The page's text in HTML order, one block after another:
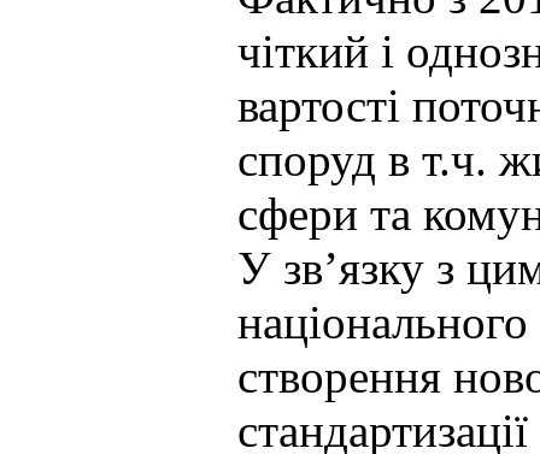
чіткий і
вартості
споруд в т.ч.
сфери та
У зв’язку з
створення